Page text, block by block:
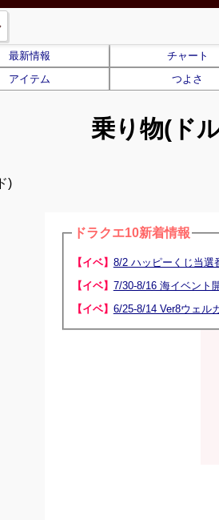
最新情報 チャート
アイテム つよさ
乗り物(ド
)
ドラクエ10新着情報
【イベ】 8/2 ハッピーくじ当選
【イベ】 7/30-8/16 海イベント
【イベ】 6/25-8/14 Ver8ウェル